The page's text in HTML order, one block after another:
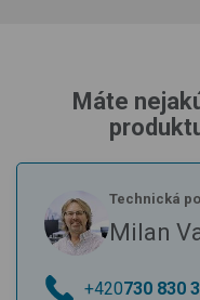
Máte
Technická
Milan
+420730 830